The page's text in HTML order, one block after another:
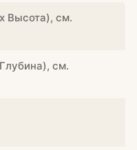
Высота), см.
см.